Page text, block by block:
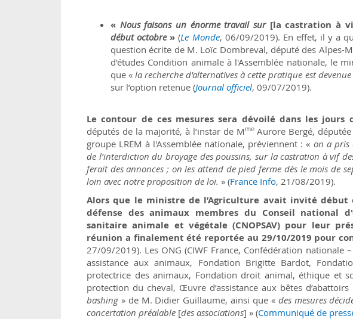
« Nous faisons un énorme travail sur [la castration à
début octobre» (Le Monde, 06/09/2019). En effet, il y a
question écrite de M. Loïc Dombreval, député des Alpes-
d'études Condition animale à l'Assemblée nationale, le
que «la recherche d'alternatives à cette pratique est
sur l’option retenue (Journal officiel, 09/07/2019).
Le contour de ces mesures sera dévoilé dans les jours
députés de la majorité, à l’instar de M meAurore Bergé,
groupe LREM à l'Assemblée nationale, préviennent : « on a pris
de l’interdiction du broyage des poussins, sur la castration à vif
ferait des annonces ; on les attend de pied ferme dès le mois de
loin avec notre proposition de loi. » (France Info, 21/08/2019).
Alors que le ministre de l’Agriculture avait invité début
défense des animaux membres du Conseil national
sanitaire animale et végétale (CNOPSAV) pour leur
réunion a finalement été reportée au 29/10/2019 pour
27/09/2019). Les ONG (CIWF France, Confédération nationale
assistance aux animaux, Fondation Brigitte Bardot,
protectrice des animaux, Fondation droit animal, éthique et
protection du cheval, Œuvre d’assistance aux bêtes
bashing » de M. Didier Guillaume, ainsi que « des mesures
concertation préalable [des associations] » (Communiqué de